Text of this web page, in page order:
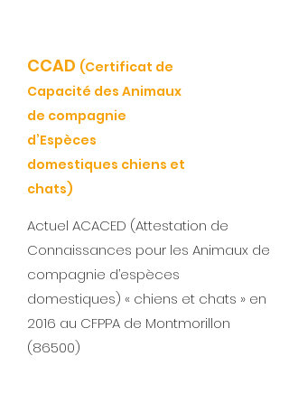
CCAD (Certificat de
Capacité des Animaux
de compagnie
d’Espèces
domestiques chiens et
chats)
Actuel ACACED (Attestation de
Connaissances pour les Animaux de
compagnie d’espèces
domestiques) « chiens et chats » en
2016 au CFPPA de Montmorillon
(86500)